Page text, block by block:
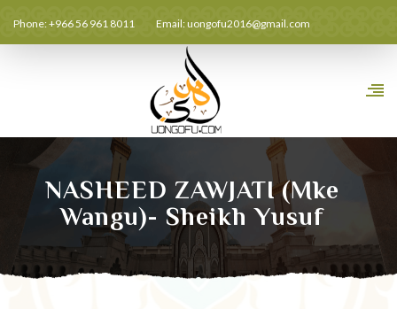
Phone: +966 56 961 8011 Email:uongofu2016@gmail.com
NASHEED ZAWJATI (Mke
Wangu)- Sheikh Yusuf